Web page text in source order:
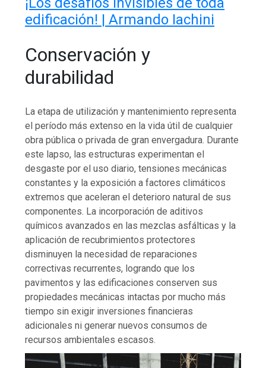
edificación! | Armando Iachini
Conservación y
durabilidad
La etapa de utilización y mantenimiento representa
el período más extenso en la vida útil de cualquier
obra pública o privada de gran envergadura. Durante
este lapso, las estructuras experimentan el
desgaste por el uso diario, tensiones mecánicas
constantes y la exposición a factores climáticos
extremos que aceleran el deterioro natural de sus
componentes. La incorporación de aditivos
químicos avanzados en las mezclas asfálticas y la
aplicación de recubrimientos protectores
disminuyen la necesidad de reparaciones
correctivas recurrentes, logrando que los
pavimentos y las edificaciones conserven sus
propiedades mecánicas intactas por mucho más
tiempo sin exigir inversiones financieras
adicionales ni generar nuevos consumos de
recursos ambientales escasos.